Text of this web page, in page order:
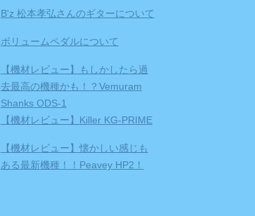
B'z 松本孝弘さんのギターについて
ボリュームペダルについて
【機材レビュー】もしかしたら過
去最高の機種かも！？Vemuram
Shanks ODS-1
【機材レビュー】Killer KG-PRIME
【機材レビュー】懐かしい感じも
ある最新機種！！Peavey HP2！